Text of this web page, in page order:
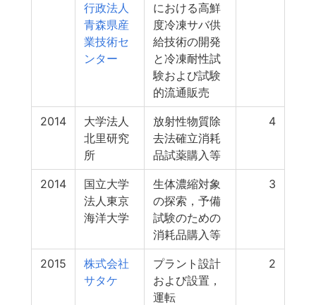
行政法人
青森県産
業技術セ
ンター
における高鮮
度冷凍サバ供
給技術の開発
と冷凍耐性試
験および試験
的流通販売
2014
大学法人
北里研究
所
放射性物質除
去法確立消耗
品試薬購入等
4
2014
国立大学
法人東京
海洋大学
生体濃縮対象
の探索，予備
試験のための
消耗品購入等
3
2015
株式会社
サタケ
プラント設計
および設置，
運転
2